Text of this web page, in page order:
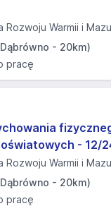
Rozwoju Warmii i
- 20km)
pracę
- 12/
Rozwoju Warmii i
- 20km)
pracę